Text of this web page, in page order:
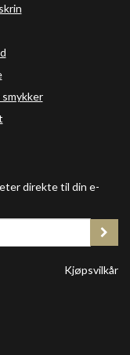
direkte til din e-
Kjøpsvilkår